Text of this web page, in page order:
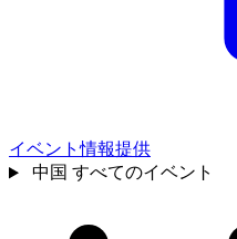
イベント情報提供
中国 すべてのイベント